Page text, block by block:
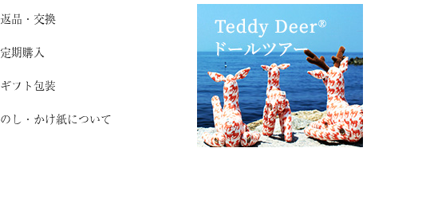
返品・交換
定期購入
ギフト包装
のし・かけ紙について